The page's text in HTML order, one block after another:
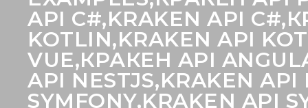
API C#,KRAKEN API
KOTLIN,KRAKEN API
VUE,КРАКЕН API
API NESTJS,KRAKEN
SYMFONY,KRAKEN API